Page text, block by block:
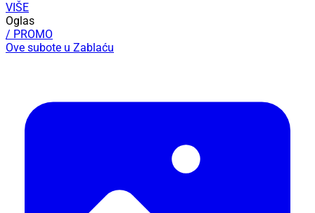
VIŠE
Oglas
/ PROMO
Ove subote u Zablaću